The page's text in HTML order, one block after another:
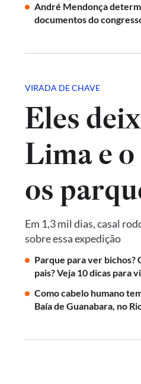
André Mendonça
documentos do
VIRADA DE CHAVE
Eles
Lima e
os
Em 1,3 mil dias, casal
sobre essa expedição
Parque para ver bichos?
pais? Veja 10 dicas para
Como cabelo humano
Baía de Guanabara, no